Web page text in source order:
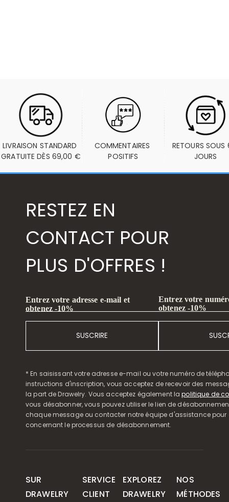
LIVRAISON STANDARD
GRATUITE DÈS 69,00 €
COMMENTAIRES
POSITIFS
RETOURS SOUS
JOURS
RESTEZ EN
CONTACT POUR
PLUS D'OFFRES !
Entrez votre adresse e-mail et
obtenez -10%
SUSCRIRE
Entrez votre
obtenez -10%
* En saisissant votre adresse e-mail ou votre numéro de
instructions d'inscription, vous acceptez de recevoir des
la part de Drawelry. Vous acceptez également lapolitique de
vous désabonner, vous pouvez utiliser le lien de
chaque message ou contacter notre équipe d'assistance pour
concernant le processus de désabonnement.
SUR
DRAWELRY
SERVICE
CLIENT
EXPLOREZ
DRAWELRY
NOS
MÉTHODES